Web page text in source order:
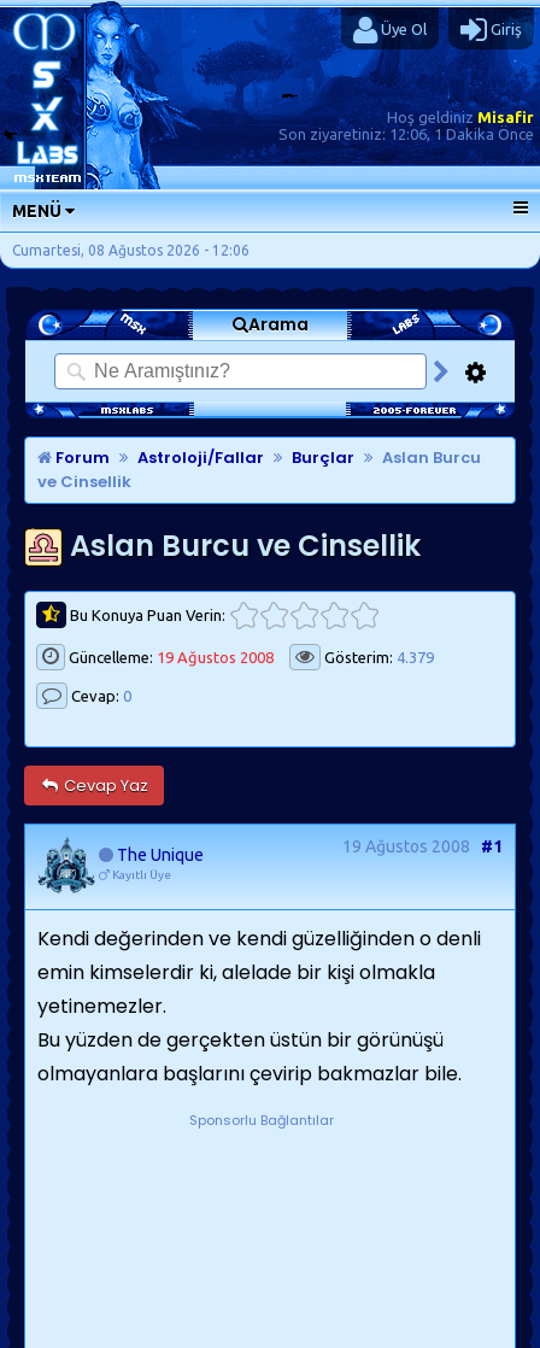
Üye Ol Giriş
Hoş geldinizMisafir
Son ziyaretiniz: 12:06, 1 Dakika Önce
MENÜ
ANA SAYFA
FORUMLAR
SORU-CEVAP
GÜNLÜKLER
SON MESAJLAR
KISAYOLLAR
Cumartesi, 08 Ağustos 2026 - 12:06
Arama
Forum Astroloji/Fallar Burçlar
Aslan Burcu
ve Cinsellik
Aslan Burcu ve Cinsellik
Bu Konuya Puan Verin:
Güncelleme: 19 Ağustos 2008 Gösterim: 4.379
Cevap: 0
Cevap Yaz
The Unique
Kayıtlı Üye
19 Ağustos 2008 #1
Kendi değerinden ve kendi güzelliğinden o denli
emin kimselerdir ki, alelade bir kişi olmakla
yetinemezler.
Bu yüzden de gerçekten üstün bir görünüşü
olmayanlara başlarını çevirip bakmazlar bile.
Sponsorlu Bağlantılar